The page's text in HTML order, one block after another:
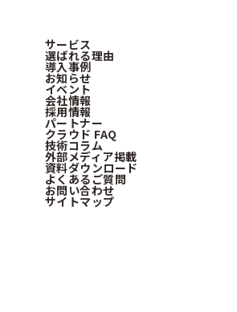
サービス
選ばれる理由
導入事例
お知らせ
イベント
会社情報
採用情報
パートナー
クラウド FAQ
技術コラム
外部メディア掲載
資料ダウンロード
よくあるご質問
お問い合わせ
サイトマップ